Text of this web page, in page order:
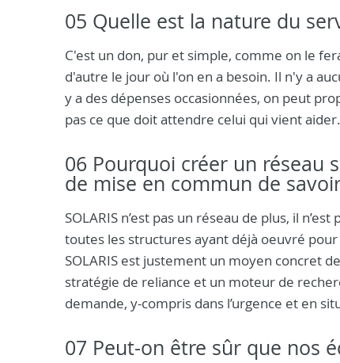
05 Quelle est la nature du
C'est un don, pur et simple, comme on le
d'autre le jour où l'on en a besoin. Il n'y a
y a des dépenses occasionnées, on peut
pas ce que doit attendre celui qui vient aider.
06 Pourquoi créer un réseau
de mise en commun de
SOLARIS n’est pas un réseau de plus, il
toutes les structures ayant déjà oeuvré
SOLARIS est justement un moyen concret
stratégie de reliance et un moteur de
demande, y-compris dans l’urgence et en
07 Peut-on être sûr que nos